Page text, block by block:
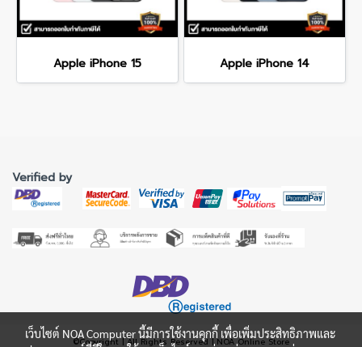
Apple iPhone 15 Apple iPhone 14
Verified by
©Copyright | All Rights Reserved | NOA Online Store
เว็บไซต์ NOA Computer นี้มีการใช้งานคุกกี้ เพื่อเพิ่มประสิทธิภาพและ